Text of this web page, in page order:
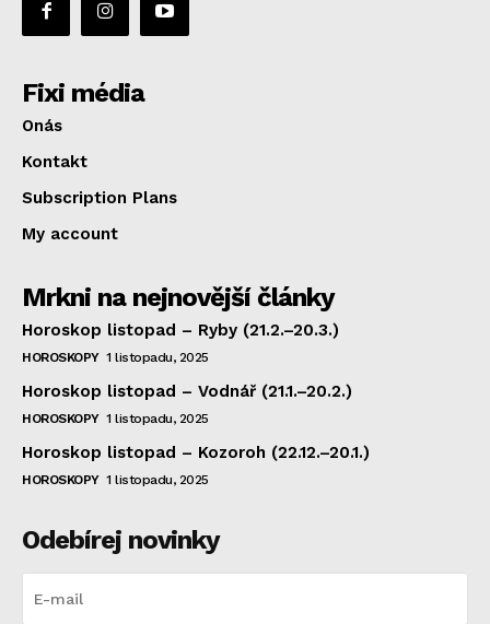
Fixi média
Onás
Kontakt
Subscription Plans
My account
Mrkni na nejnovější články
Horoskop listopad – Ryby (21.2.–20.3.)
HOROSKOPY 1 listopadu, 2025
Horoskop listopad – Vodnář (21.1.–20.2.)
HOROSKOPY 1 listopadu, 2025
Horoskop listopad – Kozoroh (22.12.–20.1.)
HOROSKOPY 1 listopadu, 2025
Odebírej novinky